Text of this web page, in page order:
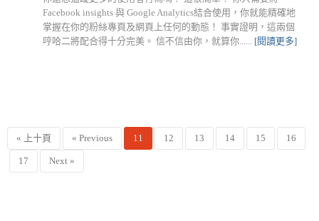
Facebook insights 與 Google Analytics結合使用，你就能精確地
掌握在你的粉絲專頁及網頁上任何的動態！ 事實證明，這兩個
哼哈二將配合得十分完美。 信不信由你，就算你...... [閱讀更多]
« 上十頁 « Previous 11 12 13 14 15 16
17 Next »